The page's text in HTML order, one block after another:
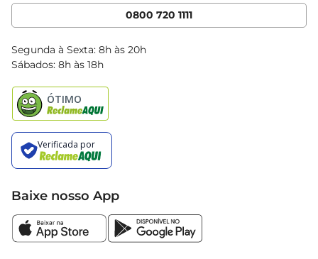
Cencosud Media
Clube Bretas
Blog Bretas
Black Friday
0800 720 1111
Segunda à Sexta: 8h às 20h
Sábados: 8h às 18h
Baixe nosso App